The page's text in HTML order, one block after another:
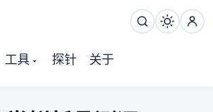
工具 探针 关于